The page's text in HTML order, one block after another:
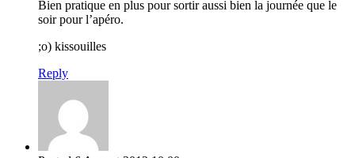
Bien pratique en plus pour sortir aussi bien la journée que le
soir pour l’apéro.
;o) kissouilles
Reply